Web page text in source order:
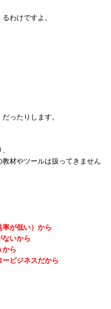
わけですよ。
ったりします。
材やツールは扱ってきません
率が低い）から
ないから
から
ービジネスだから